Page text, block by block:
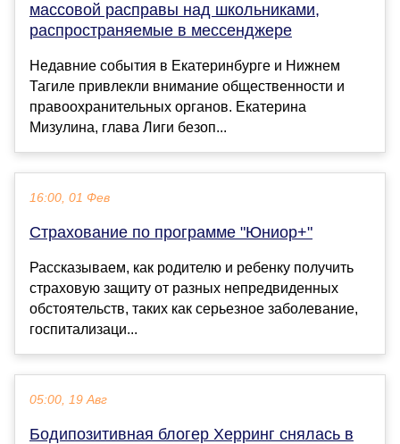
массовой расправы над школьниками,
распространяемые в мессенджере
Недавние события в Екатеринбурге и Нижнем
Тагиле привлекли внимание общественности и
правоохранительных органов. Екатерина
Мизулина, глава Лиги безоп...
16:00, 01 Фев
Страхование по программе "Юниор+"
Рассказываем, как родителю и ребенку получить
страховую защиту от разных непредвиденных
обстоятельств, таких как серьезное заболевание,
госпитализаци...
05:00, 19 Авг
Бодипозитивная блогер Херринг снялась в